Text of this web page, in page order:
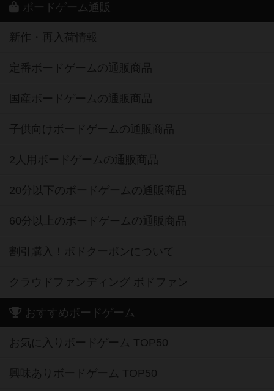
ボードゲーム通販
新作・再入荷情報
定番ボードゲームの通販商品
国産ボードゲームの通販商品
子供向けボードゲームの通販商品
2人用ボードゲームの通販商品
20分以下のボードゲームの通販商品
60分以上のボードゲームの通販商品
割引購入！ボドクーポンについて
クラウドファンディング ボドファン
おすすめボードゲーム
お気に入りボードゲーム TOP50
興味ありボードゲーム TOP50